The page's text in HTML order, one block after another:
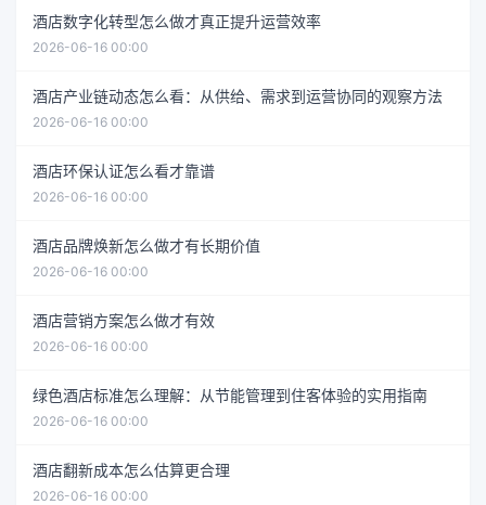
酒店数字化转型怎么做才真正提升运营效率
2026-06-16 00:00
酒店产业链动态怎么看：从供给、需求到运营协同的观察方法
2026-06-16 00:00
酒店环保认证怎么看才靠谱
2026-06-16 00:00
酒店品牌焕新怎么做才有长期价值
2026-06-16 00:00
酒店营销方案怎么做才有效
2026-06-16 00:00
绿色酒店标准怎么理解：从节能管理到住客体验的实用指南
2026-06-16 00:00
酒店翻新成本怎么估算更合理
2026-06-16 00:00